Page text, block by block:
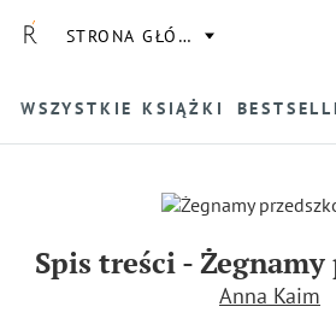
STRONA GŁÓWNA
WSZYSTKIE KSIĄŻKI
Spis treści-Żegnamy
Anna Kaim